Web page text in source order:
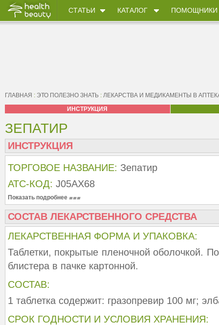
СТАТЬИ КАТАЛОГ ПОМОЩНИКИ
ГЛАВНАЯ : ЭТО ПОЛЕЗНО ЗНАТЬ : ЛЕКАРСТВА И МЕДИКАМЕНТЫ В
ИНСТРУКЦИЯ
ЗЕПАТИР
ИНСТРУКЦИЯ
ТОРГОВОЕ НАЗВАНИЕ: Зепатир
АТС-КОД: J05AX68
Показать подробнее
СОСТАВ ЛЕКАРСТВЕННОГО СРЕДСТВА
ЛЕКАРСТВЕННАЯ ФОРМА И УПАКОВКА:
Таблетки, покрытые пленочной оболочкой.
блистера в пачке картонной.
СОСТАВ:
1 таблетка содержит: гразопревир 100 мг;
СРОК ГОДНОСТИ И УСЛОВИЯ ХРАНЕНИЯ: